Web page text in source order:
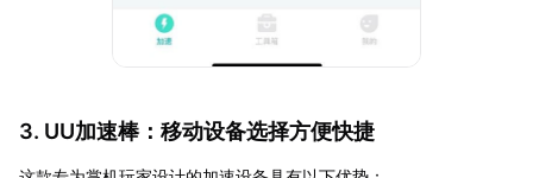
3. UU加速棒：移动设备选择方便快捷